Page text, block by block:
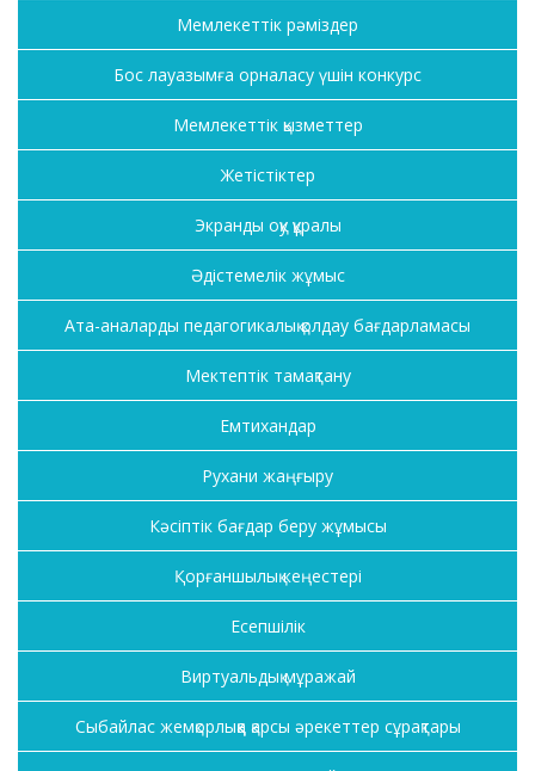
Мемлекеттік рәміздер
Бос лауазымға орналасу үшін конкурс
Мемлекеттік қызметтер
Жетістіктер
Экранды оқу құралы
Әдістемелік жұмыс
Ата-аналарды педагогикалық қолдау бағдарламасы
Мектептік тамақтану
Емтихандар
Рухани жаңғыру
Кәсіптік бағдар беру жұмысы
Қорғаншылық кеңестері
Есепшілік
Виртуальдық мұражай
Сыбайлас жемқорлыққа қарсы әрекеттер сұрақтары